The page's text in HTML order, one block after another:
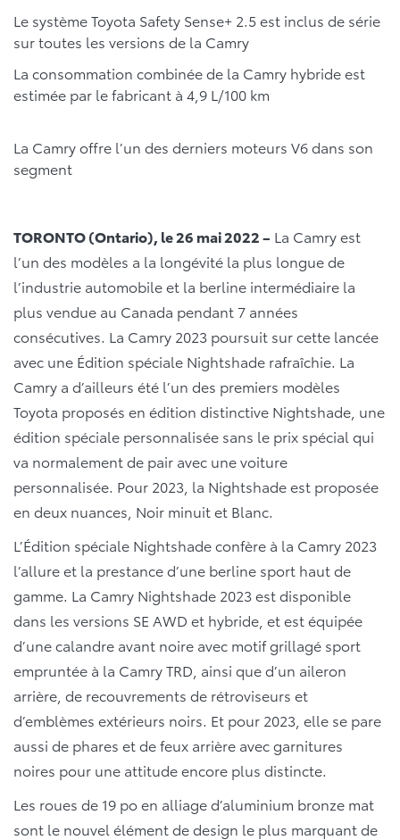
Le système Toyota Safety Sense+ 2.5 est inclus de série
sur toutes les versions de la Camry
La consommation combinée de la Camry hybride est
estimée par le fabricant à 4,9 L/100 km
La Camry offre l’un des derniers moteurs V6 dans son
segment
TORONTO (Ontario), le 26 mai 2022 – La Camry est
l’un des modèles a la longévité la plus longue de
l’industrie automobile et la berline intermédiaire la
plus vendue au Canada pendant 7 années
consécutives. La Camry 2023 poursuit sur cette lancée
avec une Édition spéciale Nightshade rafraîchie. La
Camry a d’ailleurs été l’un des premiers modèles
Toyota proposés en édition distinctive Nightshade, une
édition spéciale personnalisée sans le prix spécial qui
va normalement de pair avec une voiture
personnalisée. Pour 2023, la Nightshade est proposée
en deux nuances, Noir minuit et Blanc.
L’Édition spéciale Nightshade confère à la Camry 2023
l’allure et la prestance d’une berline sport haut de
gamme. La Camry Nightshade 2023 est disponible
dans les versions SE AWD et hybride, et est équipée
d’une calandre avant noire avec motif grillagé sport
empruntée à la Camry TRD, ainsi que d’un aileron
arrière, de recouvrements de rétroviseurs et
d’emblèmes extérieurs noirs. Et pour 2023, elle se pare
aussi de phares et de feux arrière avec garnitures
noires pour une attitude encore plus distincte.
Les roues de 19 po en alliage d’aluminium bronze mat
sont le nouvel élément de design le plus marquant de